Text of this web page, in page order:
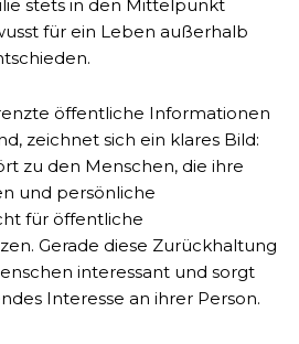
stets in den Mittelpunkt
für ein Leben außerhalb
öffentliche Informationen
zeichnet sich ein klares Bild:
zu den Menschen, die ihre
und persönliche
für öffentliche
Gerade diese Zurückhaltung
interessant und sorgt
Interesse an ihrer Person.